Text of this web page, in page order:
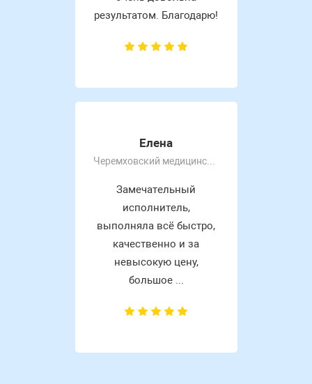
результатом. Благодарю!
Елена
Черемховский медицинский колледж
Замечательный
исполнитель,
выполняла всё быстро,
качественно и за
невысокую цену,
большое ...